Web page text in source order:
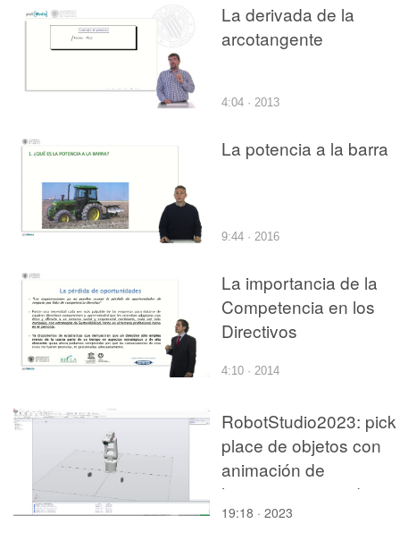
La derivada de la
arcotangente
4:04 · 2013
La potencia a la barra
9:44 · 2016
La importancia de la
Competencia en los
Directivos
4:10 · 2014
RobotStudio2023:
place de objetos con
animación de
herramientas mediante
Smart Components
19:18 · 2023